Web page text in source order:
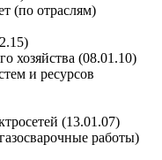
(по отраслям)
хозяйства (08.01.10)
и ресурсов
(13.01.07)
работы)